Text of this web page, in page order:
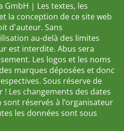
GmbH | Les textes, les
la conception de ce site web
d'auteur. Sans
au-delà des limites
est interdite. Abus sera
Les logos et les noms
marques déposées et donc
Sous réserve de
Les changements des dates
réservés à l’organisateur
les données sont sous